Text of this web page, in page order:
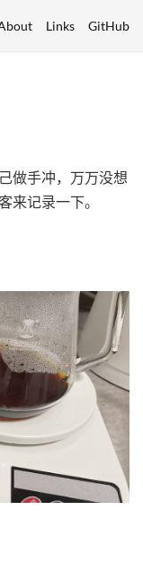
Links GitHub
做手冲，万万没想
来记录一下。